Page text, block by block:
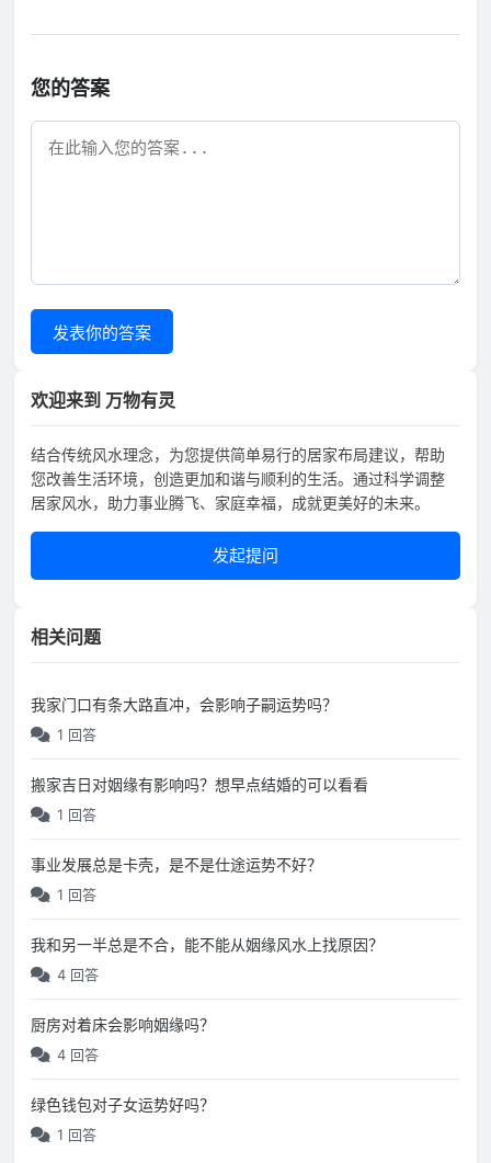
您的答案
发表你的答案
欢迎来到 万物有灵
结合传统风水理念，为您提供简单易行的居家布局建议，帮助
您改善生活环境，创造更加和谐与顺利的生活。通过科学调整
居家风水，助力事业腾飞、家庭幸福，成就更美好的未来。
发起提问
相关问题
我家门口有条大路直冲，会影响子嗣运势吗？
1 回答
搬家吉日对姻缘有影响吗？想早点结婚的可以看看
1 回答
事业发展总是卡壳，是不是仕途运势不好？
1 回答
我和另一半总是不合，能不能从姻缘风水上找原因？
4 回答
厨房对着床会影响姻缘吗？
4 回答
绿色钱包对子女运势好吗？
1 回答